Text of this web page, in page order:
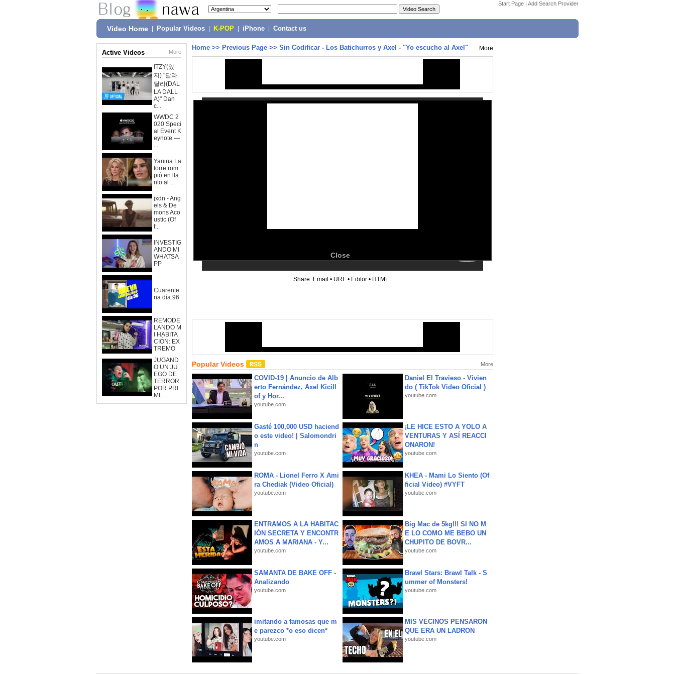
Start Page | Add Search Provider
Video Home Popular Videos K-POP iPhone Contact us
Active Videos More
ITZY(있
지) "달라
달라(DAL
LA DALL
A)" Dan
c...
WWDC 2
020 Speci
al Event K
eynote —
...
Yanina La
torre rom
pió en lla
nto al ...
jxdn - Ang
els & De
mons Aco
ustic (Of
f...
INVESTIG
ANDO MI
WHATSA
PP
Cuarente
na día 96
REMODE
LANDO M
I HABITA
CIÓN: EX
TREMO
JUGAND
O UN JU
EGO DE
TERROR
POR PRI
ME...
Home >> Previous Page >> Sin Codificar - Los Batichurros y Axel - "Yo escucho al Axel" More
Close
Share: Email • URL • Editor • HTML
Popular Videos More
COVID-19 | Anuncio de Alb
erto Fernández, Axel Kicill
of y Hor...
youtube.com
Daniel El Travieso - Vivien
do ( TikTok Video Oficial )
youtube.com
Gasté 100,000 USD haciend
o este video! | Salomondri
n
youtube.com
¡LE HICE ESTO A YOLO A
VENTURAS Y ASÍ REACCI
ONARON!
youtube.com
ROMA - Lionel Ferro X Ami
ra Chediak (Video Oficial)
youtube.com
KHEA - Mami Lo Siento (Of
ficial Video) #VYFT
youtube.com
ENTRAMOS A LA HABITAC
IÓN SECRETA Y ENCONTR
AMOS A MARIANA - Y...
youtube.com
Big Mac de 5kg!!! SI NO M
E LO COMO ME BEBO UN
CHUPITO DE BOVR...
youtube.com
SAMANTA DE BAKE OFF -
Analizando
youtube.com
Brawl Stars: Brawl Talk - S
ummer of Monsters!
youtube.com
imitando a famosas que m
e parezco *o eso dicen*
youtube.com
MIS VECINOS PENSARON
QUE ERA UN LADRON
youtube.com